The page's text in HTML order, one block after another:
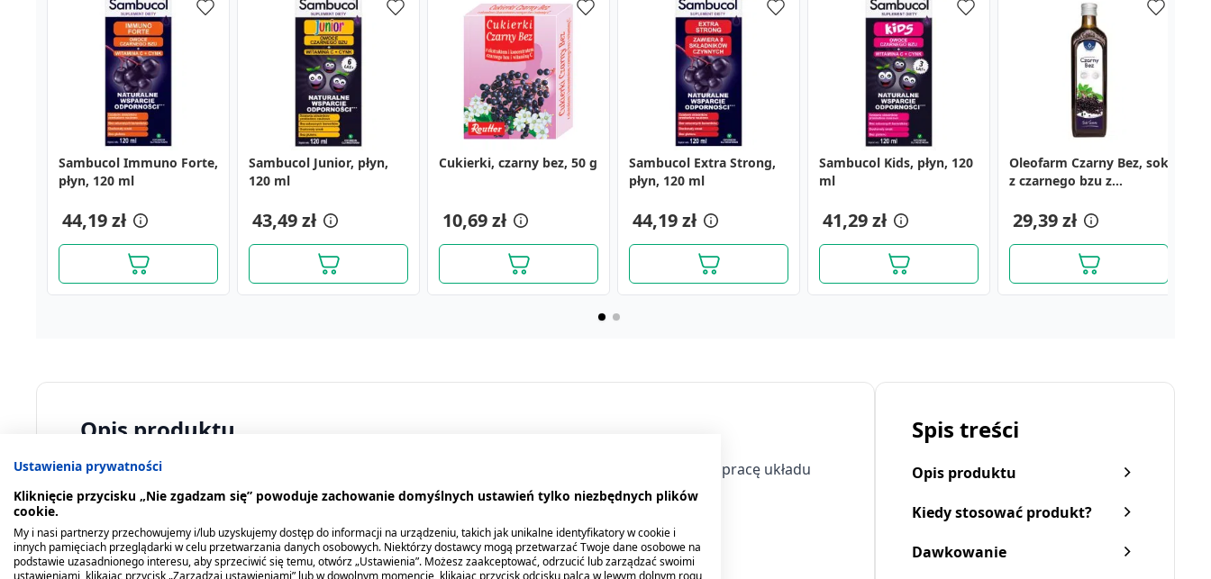
Sambucol Immuno Forte,
płyn, 120 ml
44,19 zł
Sambucol Junior, płyn,
120 ml
43,49 zł
Cukierki, czarny bez, 50 g
10,69 zł
Sambucol Extra Strong,
płyn, 120 ml
44,19 zł
Sambucol Kids, płyn, 120
ml
41,29 zł
Oleofarm Czarny Bez, sok
z czarnego bzu z
29,39 zł
Sambucol Extra Strong,
płyn, 120 ml
44,19 zł
Sambucol Immuno Forte,
płyn, 120 ml
44,19 zł
Ceviforte max, kapsułki,
17,89 zł
Zilavir, kapsułki, 30 szt.
35,99 zł
Vitella Zn, krem
witaminowy z cynkiem,
Calcium Teva, tabletki
musujące, 14 szt.
Spis treści
Opis produktu
Kiedy stosować produkt?
Dawkowanie
Opis produktu
Sambucol Extra Strong to suplement diety zawierający kompozycję składników wspierających pracę układu
odpornościowego. Produkt przeznaczony dla osób dorosłych.
Kiedy stosować produkt?
Ustawienia prywatności
Kliknięcie przycisku „Nie zgadzam się” powoduje zachowanie domyślnych ustawień tylko niezbędnych plików
cookie.
My i nasi partnerzy przechowujemy i/lub uzyskujemy dostęp do informacji na urządzeniu, takich jak unikalne identyfikatory w cookie i
innych pamięciach przeglądarki w celu przetwarzania danych osobowych. Niektórzy dostawcy mogą przetwarzać Twoje dane osobowe na
podstawie uzasadnionego interesu, aby sprzeciwić się temu, otwórz „Ustawienia”. Możesz zaakceptować, odrzucić lub zarządzać swoimi
ustawieniami, klikając przycisk „Zarządzaj ustawieniami” lub w dowolnym momencie, klikając przycisk odcisku palca w lewym dolnym rogu